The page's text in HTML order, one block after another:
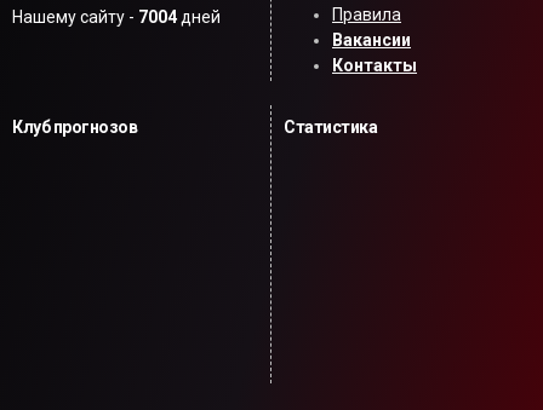
Нашему сайту - 7004 дней
Правила
Вакансии
Контакты
Клуб прогнозов Статистика